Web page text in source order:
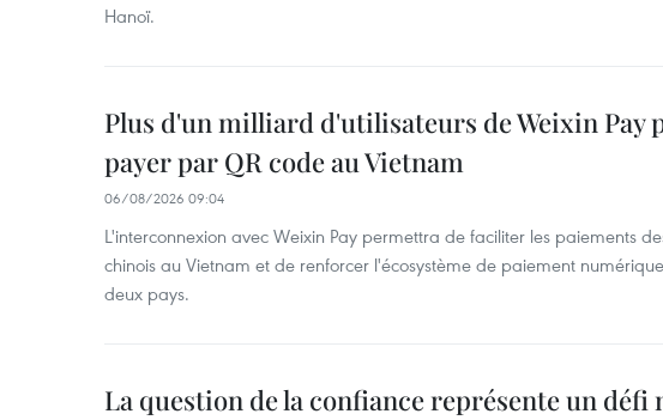
Hanoï.
Plus d'un milliard d'utilisateurs de Weixin Pay
payer par QR code au Vietnam
06/08/2026 09:04
L'interconnexion avec Weixin Pay permettra de faciliter les paiements
chinois au Vietnam et de renforcer l'écosystème de paiement
deux pays.
La question de la confiance représente un défi